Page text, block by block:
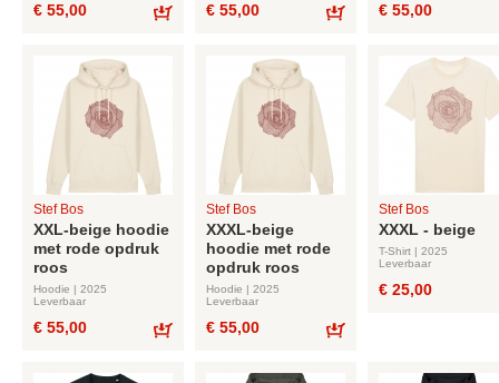
€ 55,00 € 55,00 € 55,00
Stef Bos
XXL-beige hoodie
met rode opdruk
roos
Hoodie | 2025
Leverbaar
€ 55,00
Stef Bos
XXXL-beige
hoodie met rode
opdruk roos
Hoodie | 2025
Leverbaar
€ 55,00
Stef Bos
XXXL - beige
T-Shirt | 2025
Leverbaar
€ 25,00